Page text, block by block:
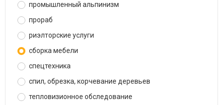
промышленный альпинизм
прораб
риэлторские услуги
сборка мебели
спецтехника
спил, обрезка, корчевание деревьев
тепловизионное обследование